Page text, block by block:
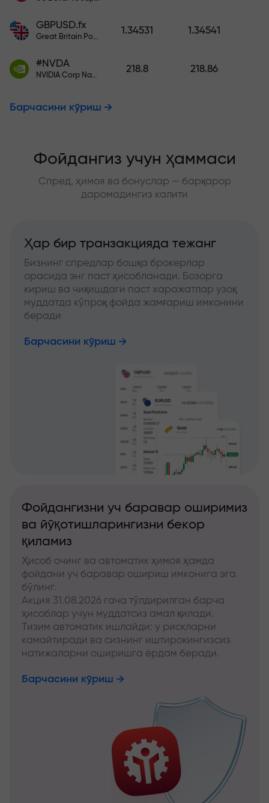
GBPUSD.fx
Great Britain Pound vs US Dollar
1.34531 1.34541
#NVDA
NVIDIA Corp Nasdaq Stock Exchange (Nasdaq) USD
218.8 218.86
Барчасини кўриш
Фойдангиз учун ҳаммаси
Спред, ҳимоя ва бонуслар — барқарор
даромадингиз калити
Ҳар бир транзакцияда тежанг
Бизнинг спредлар бошқа брокерлар
орасида энг паст ҳисобланади. Бозорга
кириш ва чиқишдаги паст харажатлар узоқ
муддатда кўпроқ фойда жамғариш имконини
беради
Барчасини кўриш
Фойдангизни уч баравар оширимиз
ва йўқотишларингизни бекор
қиламиз
Ҳисоб очинг ва автоматик ҳимоя ҳамда
фойдани уч баравар ошириш имконига эга
бўлинг.
Акция 31.08.2026 гача тўлдирилган барча
ҳисоблар учун муддатсиз амал қилади.
Тизим автоматик ишлайди: у рискларни
камайтиради ва сизнинг иштирокингизсиз
натижаларни оширишга ёрдам беради.
Барчасини кўриш